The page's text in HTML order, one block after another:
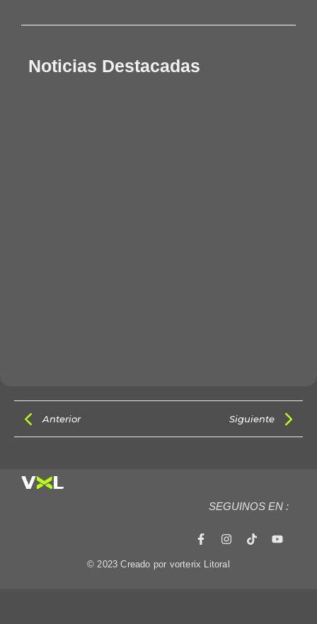
Noticias Destacadas
Anterior Siguiente
SEGUINOS EN :
© 2023 Creado por vorterix Litoral